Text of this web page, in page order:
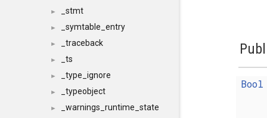
► _stmt
► _symtable_entry
► _traceback
► _ts
► _type_ignore
► _typeobject
► _warnings_runtime_state
Bool